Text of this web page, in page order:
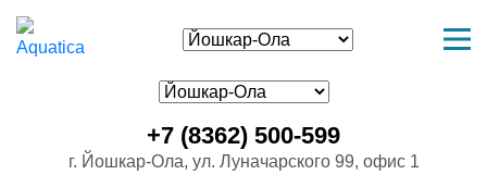
+7 (8362) 500-599
г. Йошкар-Ола, ул. Луначарского 99, офис 1